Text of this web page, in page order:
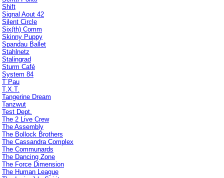
Shift
Signal Aout 42
Silent Circle
Six(th) Comm
Skinny Puppy
Spandau Ballet
Stahlnetz
Stalingrad
Sturm Café
System 84
T´Pau
T.X.T.
Tangerine Dream
Tanzwut
Test Dept.
The 2 Live Crew
The Assembly
The Bollock Brothers
The Cassandra Complex
The Communards
The Dancing Zone
The Force Dimension
The Human League